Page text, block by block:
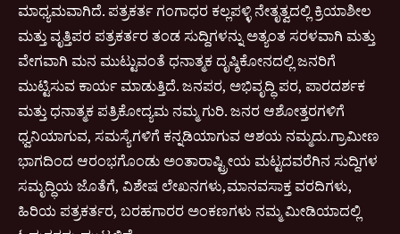
ಮಾಧ್ಯಮವಾಗಿದೆ. ಪತ್ರಕರ್ತ ಗಂಗಾಧರ ಕಲ್ಲಪಳ್ಳಿ ನೇತೃತ್ವದಲ್ಲಿ ಕ್ರಿಯಾಶೀಲ
ಮತ್ತು ವೃತ್ತಿಪರ ಪತ್ರಕರ್ತರ ತಂಡ ಸುದ್ದಿಗಳನ್ನು ಅತ್ಯಂತ ಸರಳವಾಗಿ ಮತ್ತು
ವೇಗವಾಗಿ ಮನ ಮುಟ್ಟುವಂತೆ ಧನಾತ್ಮಕ ದೃಷ್ಠಿಕೋನದಲ್ಲಿ ಜನರಿಗೆ
ಮುಟ್ಟಿಸುವ ಕಾರ್ಯ ಮಾಡುತ್ತಿದೆ. ಜನಪರ, ಅಭಿವೃದ್ಧಿ ಪರ, ಪಾರದರ್ಶಕ
ಮತ್ತು ಧನಾತ್ಮಕ ಪತ್ರಿಕೋದ್ಯಮ ನಮ್ಮ ಗುರಿ. ಜನರ ಆಶೋತ್ತರಗಳಿಗೆ
ಧ್ವನಿಯಾಗುವ, ಸಮಸ್ಯೆಗಳಿಗೆ ಕನ್ನಡಿಯಾಗುವ ಆಶಯ ನಮ್ಮದು.ಗ್ರಾಮೀಣ
ಭಾಗದಿಂದ ಆರಂಭಗೊಂಡು ಅಂತಾರಾಷ್ಟ್ರೀಯ ಮಟ್ಟದವರೆಗಿನ ಸುದ್ದಿಗಳ
ಸಮೃದ್ಧಿಯ ಜೊತೆಗೆ, ವಿಶೇಷ ಲೇಖನಗಳು,ಮಾನವಸಾಕ್ತ ವರದಿಗಳು,
ಹಿರಿಯ ಪತ್ರಕರ್ತರ, ಬರಹಗಾರರ ಅಂಕಣಗಳು ನಮ್ಮ ಮೀಡಿಯಾದಲ್ಲಿ